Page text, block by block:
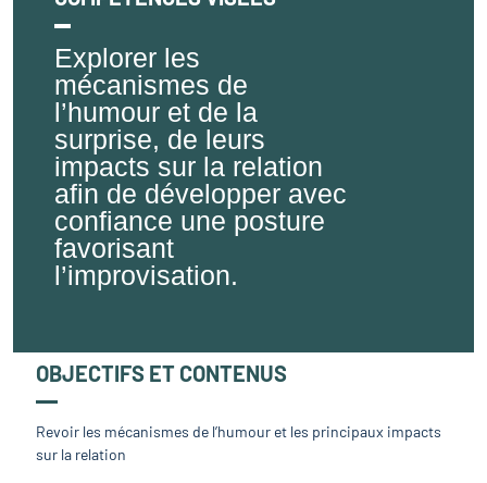
Explorer les
mécanismes de
l’humour et de la
surprise, de leurs
impacts sur la relation
afin de développer avec
confiance une posture
favorisant
l’improvisation.
OBJECTIFS ET CONTENUS
Revoir les mécanismes de l’humour et les principaux impacts
sur la relation